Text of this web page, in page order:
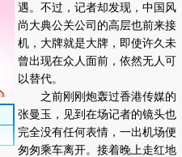
遇。不过，记者却发现，中国风
尚大典公关公司的高层也前来接
机，大牌就是大牌，即使许久未
曾出现在众人面前，依然无人可
以替代。
之前刚刚炮轰过香港传媒的
张曼玉，见到在场记者的镜头也
完全没有任何表情，一出机场便
匆匆乘车离开。接着晚上走红地